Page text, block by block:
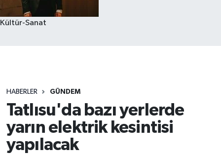
Kültür-Sanat
HABERLER GÜNDEM
Tatlısu'da bazı yerlerde
yarın elektrik kesintisi
yapılacak